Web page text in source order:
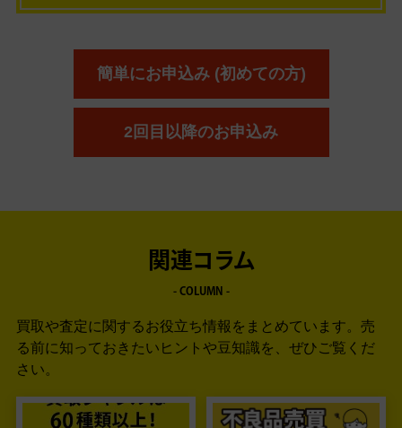
簡単にお申込み (初めての方)
2回目以降のお申込み
関連コラム
- COLUMN -
買取や査定に関するお役立ち情報をまとめています。 売
る前に知っておきたいヒントや豆知識を、ぜひご覧くだ
さい。